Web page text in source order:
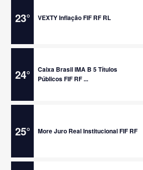
23° VEXTY Inflação FIF RF RL
24°
Caixa Brasil IMA B 5 Títulos
Públicos FIF RF ...
25° More Juro Real Institucional FIF RF